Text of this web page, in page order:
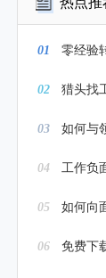
01 零经验
02 猎头找
03 如何与
04 工作负
05 如何向
06 免费下